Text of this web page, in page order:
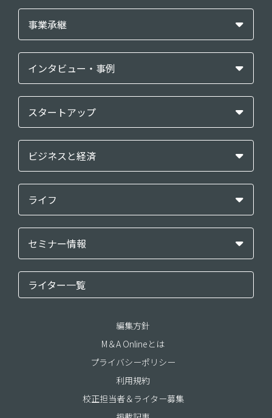
事業承継
インタビュー・事例
スタートアップ
ビジネスと経済
ライフ
セミナー情報
ライター一覧
編集方針
M＆A Onlineとは
プライバシーポリシー
利用規約
校正担当者＆ライター募集